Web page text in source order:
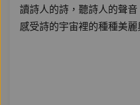
讀詩人的詩，聽詩人的聲
感受詩的宇宙裡的種種美麗